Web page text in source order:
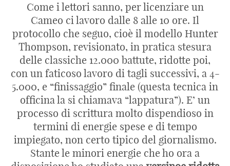
Come i lettori sanno, per licenziare un
Cameo ci lavoro dalle 8 alle 10 ore. Il
protocollo che seguo, cioè il modello Hunter
Thompson, revisionato, in pratica stesura
delle classiche 12.000 battute, ridotte poi,
con un faticoso lavoro di tagli successivi, a 4-
5.000, e “finissaggio” finale (questa tecnica in
officina la si chiamava “lappatura”). E’ un
processo di scrittura molto dispendioso in
termini di energie spese e di tempo
impiegato, non certo tipico del giornalismo.
Stante le minori energie che ho ora a